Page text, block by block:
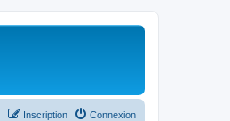
Connexion
Inscription